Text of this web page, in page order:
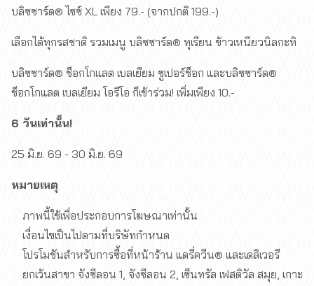
บลิซซาร์ด® ไซซ์ XL เพียง 79.- (จากปกติ 199.-)
เลือกได้ทุกรสชาติ รวมเมนู บลิซซาร์ด® ทุเรียน ข้าวเหนียวนิลกะทิ
บลิซซาร์ด® ช็อกโกแลต เบลเยียม ซูเปอร์ช็อก และบลิซซาร์ด®
ช็อกโกแลต เบลเยียม โอรีโอ ก็เข้าร่วม! เพิ่มเพียง 10.-
6 วันเท่านั้น!
25 มิ.ย. 69 - 30 มิ.ย. 69
หมายเหตุ
ภาพนี้ใช้เพื่อประกอบการโฆษณาเท่านั้น
เงื่อนไขเป็นไปตามที่บริษัทกำหนด
โปรโมชันสำหรับการซื้อที่หน้าร้าน แดรี่ควีน® และเดลิเวอรี
ยกเว้นสาขา จังซีลอน 1, จังซีลอน 2, เซ็นทรัล เฟสติวัล สมุย, เกาะ